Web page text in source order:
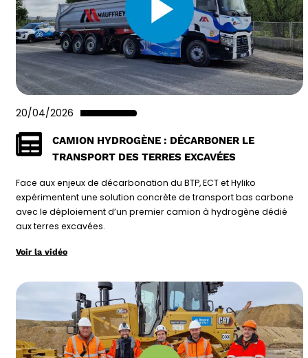
20/04/2026
CAMION HYDROGÈNE : DÉCARBONER LE
TRANSPORT DES TERRES EXCAVÉES
Face aux enjeux de décarbonation du BTP, ECT et Hyliko
expérimentent une solution concrète de transport bas carbone
avec le déploiement d’un premier camion à hydrogène dédié
aux terres excavées.
Voir la vidéo